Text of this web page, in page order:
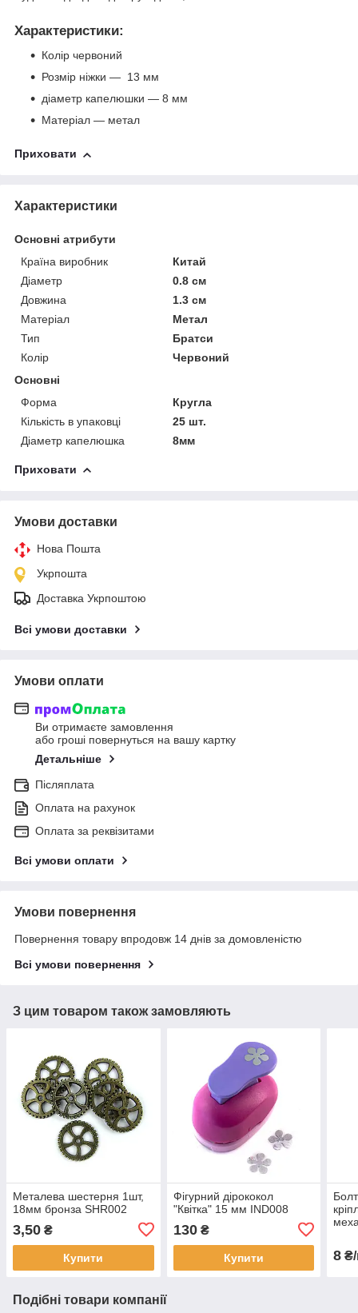
Характеристики:
Колір червоний
Розмір ніжки — 13 мм
діаметр капелюшки — 8 мм
Матеріал — метал
Приховати
Характеристики
Основні атрибути
Країна виробник
Китай
Діаметр
0.8 см
Довжина
1.3 см
Матеріал
Метал
Тип
Братси
Колір
Червоний
Основні
Форма
Кругла
Кількість в упаковці
25 шт.
Діаметр капелюшка
8мм
Приховати
Умови доставки
Нова Пошта
Укрпошта
Доставка Укрпоштою
Всі умови доставки
Умови оплати
Ви отримаєте замовлення
або гроші повернуться на вашу картку
Детальніше
Післяплата
Оплата на рахунок
Оплата за реквізитами
Всі умови оплати
Умови повернення
Повернення товару впродовж 14 днів за домовленістю
Всі умови повернення
З цим товаром також замовляють
Металева шестерня 1шт,
18мм бронза SHR002
3,50 ₴
Купити
Фігурний дірококол
"Квітка" 15 мм IND008
130₴
Купити 8 ₴/
Подібні товари компанії